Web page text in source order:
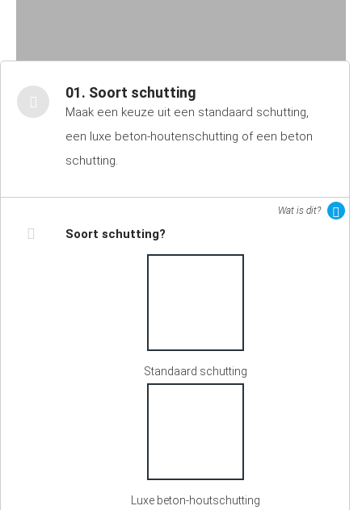
01. Soort schutting
Maak een keuze uit een standaard schutting,
een luxe beton-houtenschutting of een beton
schutting.
Wat is dit?
Soort schutting?
Standaard schutting
Luxe beton-houtschutting